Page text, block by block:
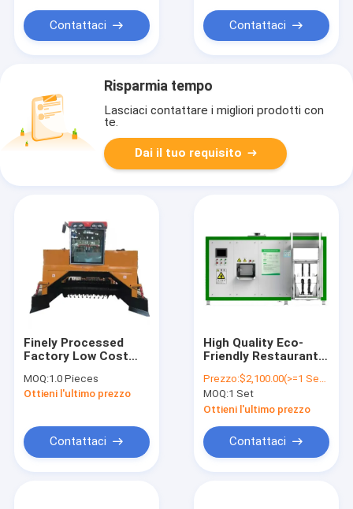
Contattaci Contattaci
Risparmia tempo
Lasciaci contattare i migliori prodotti con
te.
Dai il tuo requisito
Finely Processed
Factory Low Cost
Windrow Crawler
Fertilizer Rotating
MOQ:1.0 Pieces
Ottieni l'ultimo prezzo
Contattaci
High Quality Eco-
Friendly Restaurant
Composting Machine
Food Waste
Fertilizer Eqipment
With Ce
Prezzo:$2,100.00(>=1 Sets)
MOQ:1 Set
Ottieni l'ultimo prezzo
Contattaci